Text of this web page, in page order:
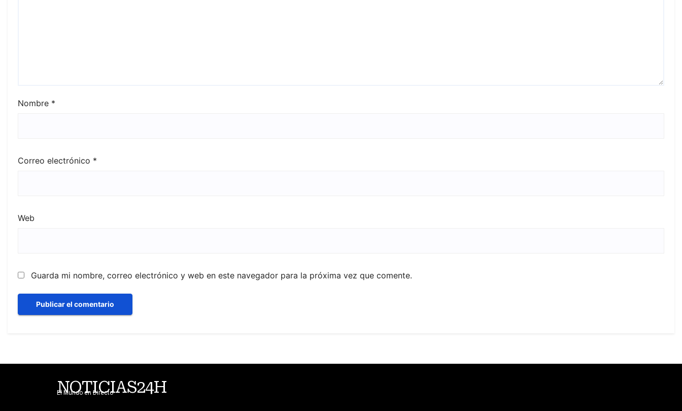
Nombre *
Correo electrónico *
Web
Guarda mi nombre, correo electrónico y web en este navegador para la próxima vez que comente.
NOTICIAS24H
El Mundo en Directo